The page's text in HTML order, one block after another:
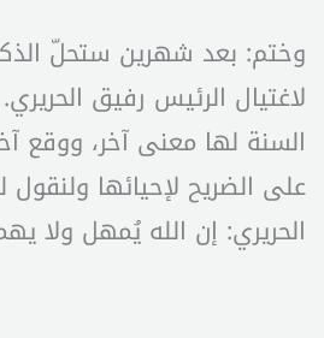
وختم: بعد شهرين ستحلّ
لاغتيال الرئيس رفيق
السنة لها معنى آخر، ووقع
على الضريح لإحيائها
الحريري: إن الله يُمهل ولا